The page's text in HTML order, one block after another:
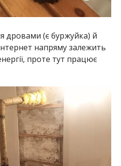
(є буржуйка) й
напряму залежить
проте тут працює